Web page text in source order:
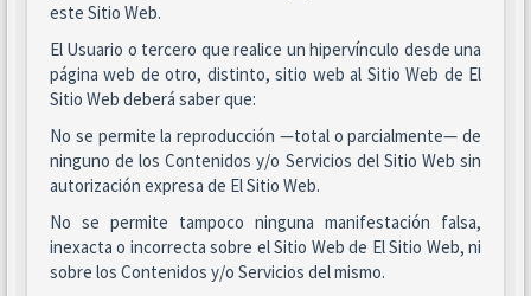
este Sitio Web.
El Usuario o tercero que realice un hipervínculo desde una
página web de otro, distinto, sitio web al Sitio Web de El
Sitio Web deberá saber que:
No se permite la reproducción —total o parcialmente— de
ninguno de los Contenidos y/o Servicios del Sitio Web sin
autorización expresa de El Sitio Web.
No se permite tampoco ninguna manifestación falsa,
inexacta o incorrecta sobre el Sitio Web de El Sitio Web, ni
sobre los Contenidos y/o Servicios del mismo.